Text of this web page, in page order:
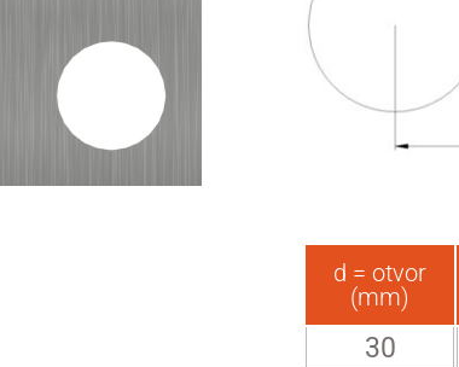
d = otvor
(mm)
30